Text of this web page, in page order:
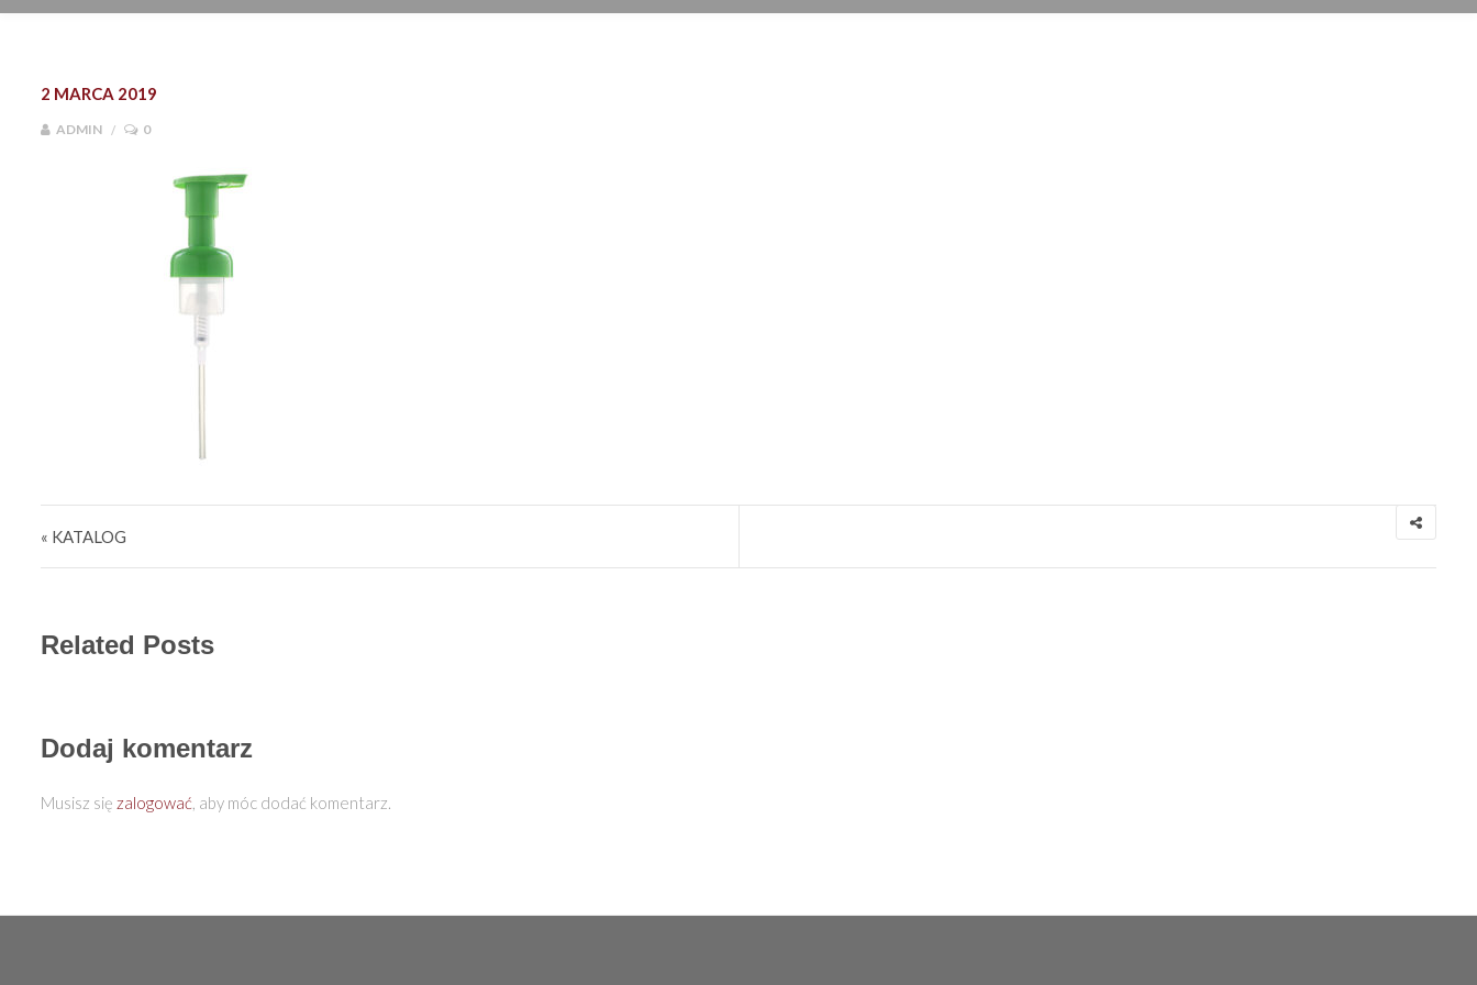
2 MARCA 2019
ADMIN 0
Nawigacja wpisu
« KATALOG
Related Posts
Dodaj komentarz
Musisz się zalogować, aby móc dodać komentarz.